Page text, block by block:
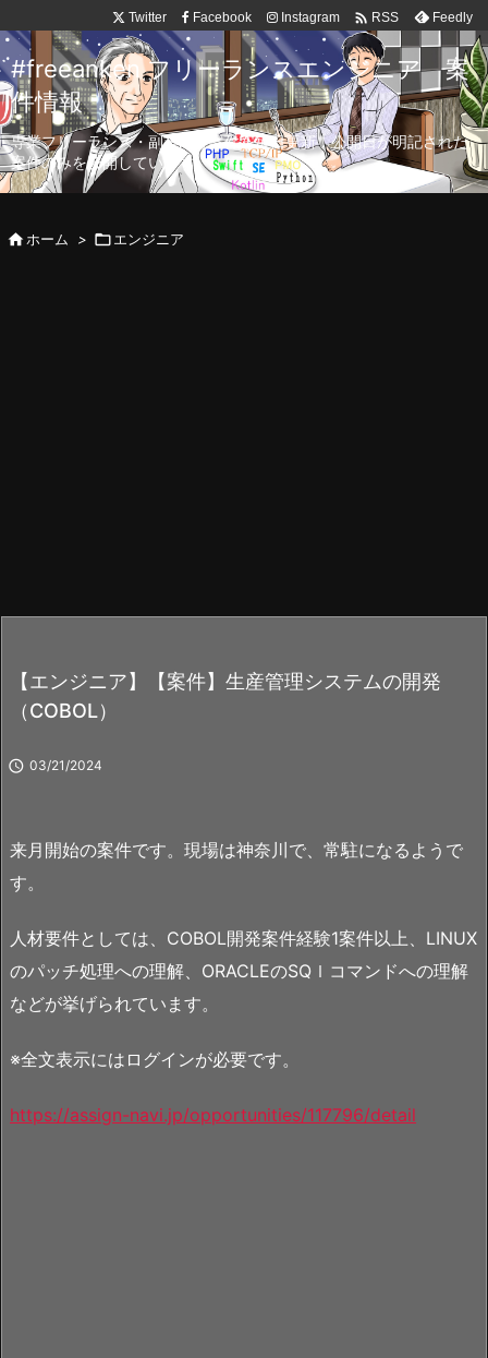
Twitter Facebook Instagram  RSS Feedly
#freeanken フリーランスエンジニア 案
件情報
専業フリーランス・副業向け案件を毎日更新！公開日が明記された
案件のみを公開しています。
ホーム > エンジニア
【エンジニア】【案件】生産管理システムの開発
（COBOL）
 03/21/2024
来月開始の案件です。現場は神奈川で、常駐になるようで
す。
人材要件としては、COBOL開発案件経験1案件以上、LINUX
のパッチ処理への理解、ORACLEのSQｌコマンドへの理解
などが挙げられています。
※全文表示にはログインが必要です。
https://assign-navi.jp/opportunities/117796/detail